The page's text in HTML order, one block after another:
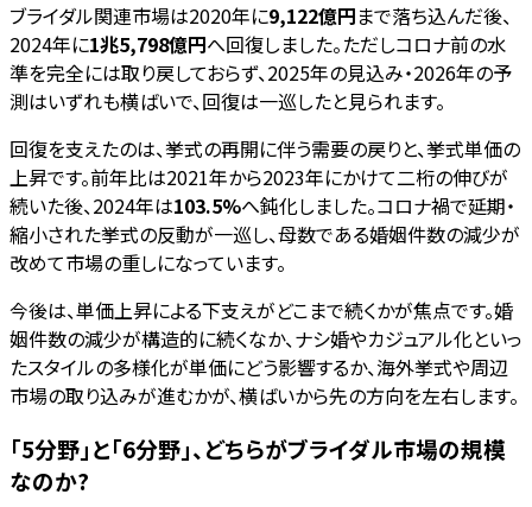
ブライダル関連市場は2020年に9,122億円まで落ち込んだ後、
2024年に1兆5,798億円へ回復しました。ただしコロナ前の水
準を完全には取り戻しておらず、2025年の見込み・2026年の予
測はいずれも横ばいで、回復は一巡したと見られます。
回復を支えたのは、挙式の再開に伴う需要の戻りと、挙式単価の
上昇です。前年比は2021年から2023年にかけて二桁の伸びが
続いた後、2024年は103.5%へ鈍化しました。コロナ禍で延期・
縮小された挙式の反動が一巡し、母数である婚姻件数の減少が
改めて市場の重しになっています。
今後は、単価上昇による下支えがどこまで続くかが焦点です。婚
姻件数の減少が構造的に続くなか、ナシ婚やカジュアル化といっ
たスタイルの多様化が単価にどう影響するか、海外挙式や周辺
市場の取り込みが進むかが、横ばいから先の方向を左右します。
「5分野」と「6分野」、どちらがブライダル市場の規模
なのか?